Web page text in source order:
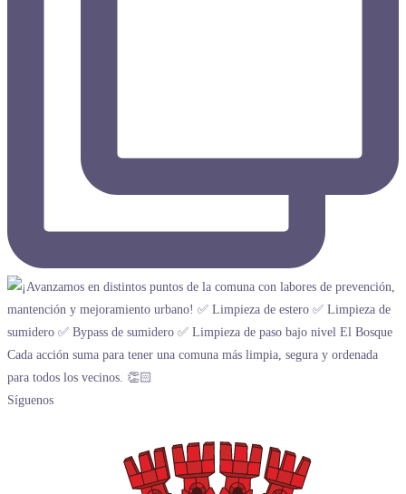
Síguenos